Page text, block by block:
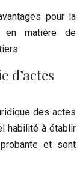
pour la
en matière de
d’actes
des actes
habilité à établir
et sont